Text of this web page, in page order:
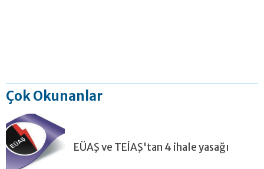
Çok Okunanlar
EÜAŞ ve TEİAŞ'tan 4 ihale yasağı